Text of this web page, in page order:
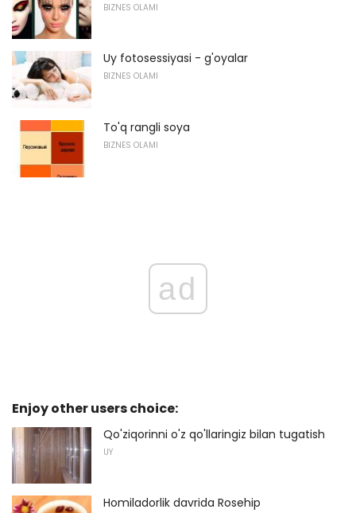
BIZNES OLAMI
Uy fotosessiyasi - g'oyalar
BIZNES OLAMI
To'q rangli soya
BIZNES OLAMI
ad
Enjoy other users choice:
Qo'ziqorinni o'z qo'llaringiz bilan tugatish
UY
Homiladorlik davrida Rosehip